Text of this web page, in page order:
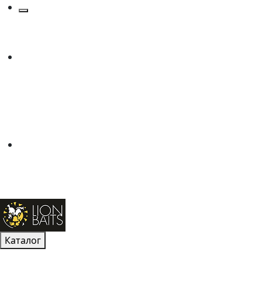
Каталог